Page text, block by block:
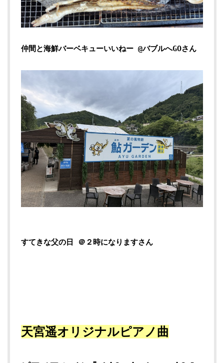
仲間と海鮮バーベキューいいねー @バブルへGOさん
すてきな父の日 ＠２時になりますさん
天宮遥オリジナルピアノ曲